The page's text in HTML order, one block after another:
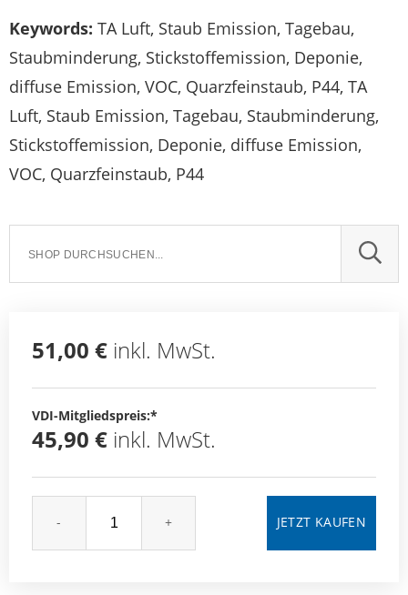
Keywords: TA Luft, Staub Emission, Tagebau,
Staubminderung, Stickstoffemission, Deponie,
diffuse Emission, VOC, Quarzfeinstaub, P44, TA
Luft, Staub Emission, Tagebau, Staubminderung,
Stickstoffemission, Deponie, diffuse Emission,
VOC, Quarzfeinstaub, P44
51,00 € inkl. MwSt.
VDI-Mitgliedspreis:*
45,90 € inkl. MwSt.
- +